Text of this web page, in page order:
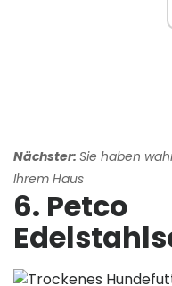
Nächster: Sie haben
Ihrem Haus
6. Petco